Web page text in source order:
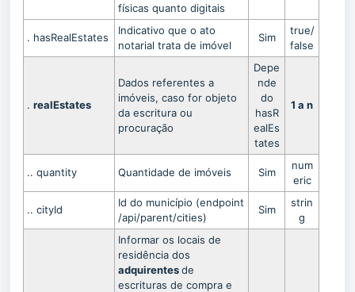
físicas quanto digitais
. hasRealEstates
Indicativo que o ato
notarial trata de imóvel
Sim
true/
false
. realEstates
Dados referentes a
imóveis, caso for objeto
da escritura ou
procuração
Depe
nde
do
hasR
ealEs
tates
1 a n
.. quantity Quantidade de imóveis Sim
num
eric
.. cityId
Id do município (endpoint
/api/parent/cities)
Sim
strin
g
Informar os locais de
residência dos
adquirentesde
escrituras de compra e